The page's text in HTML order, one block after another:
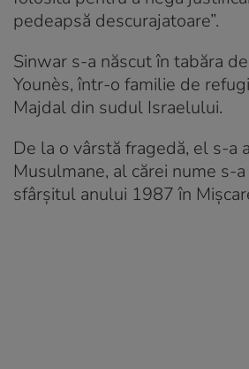
pedeapsă descurajatoare”.
Sinwar s-a născut în tabăra
Younès, într-o familie de
Majdal din sudul Israelului.
De la o vârstă fragedă, el s-a
Musulmane, al cărei nume s-
sfârșitul anului 1987 în